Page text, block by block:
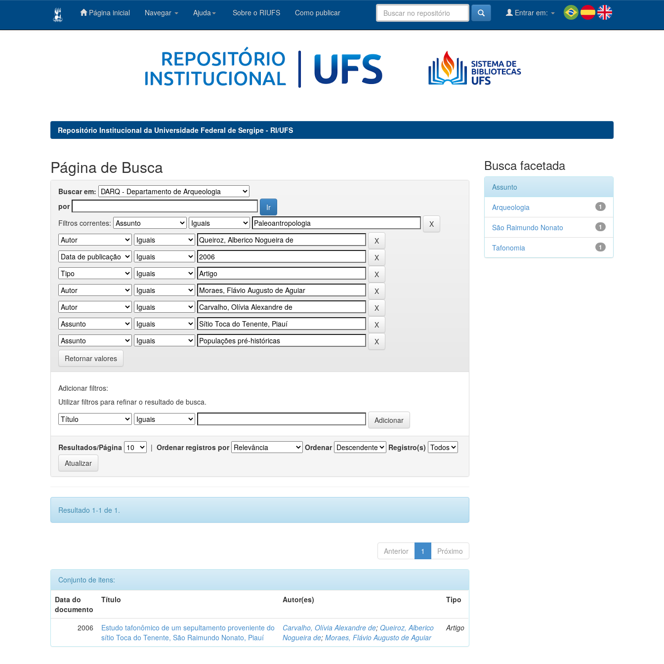
Página inicial Navegar Ajuda Sobre o RIUFS Como publicar Entrar em:
Repositório Institucional da Universidade Federal de Sergipe - RI/UFS
Página de Busca
Buscar em:
por
Filtros correntes:
Retornar valores
Adicionar filtros:
Utilizar filtros para refinar o resultado de busca.
Resultados/Página | Ordenar registros por Ordenar Registro(s)
Resultado 1-1 de 1.
Anterior 1 Próximo
Conjunto de itens:
Data do
documento
Título Autor(es) Tipo
2006
Estudo tafonômico de um sepultamento proveniente do
sítio Toca do Tenente, São Raimundo Nonato, Piauí
Carvalho, Olívia Alexandre de;Queiroz, Alberico
Nogueira de;Moraes, Flávio Augusto de Aguiar
Artigo
Busca facetada
Assunto
1
Arqueologia
1
São Raimundo Nonato
1
Tafonomia